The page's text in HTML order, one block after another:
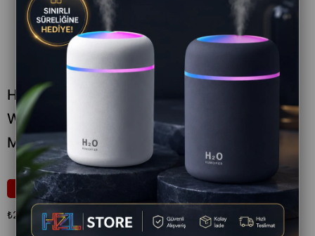
HZL 6 sı 1 arada Tost Makinası, Donut,
Waffle, Ceviz Kurabiye, Sandviç Aparatlı
Makina
14 ₺3.499,00 ₺2.999,00
₺2.999,00 `den başlayan taksitlerle